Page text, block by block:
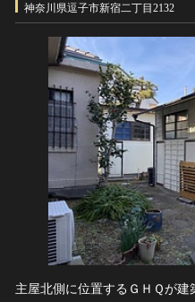
神奈川県逗子市新宿二丁目2132
主屋北側に位置するＧＨＱが